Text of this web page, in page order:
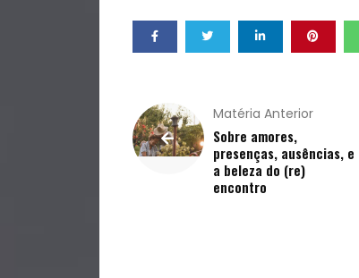
Vida
Variedades
Matéria Anterior
Sobre amores,
presenças, ausências, e
a beleza do (re)
encontro